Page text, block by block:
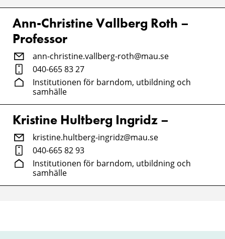
Ann-Christine Vallberg Roth –
Professor
ann-christine.vallberg-roth@mau.se
040-665 83 27
Institutionen för barndom, utbildning och
samhälle
Kristine Hultberg Ingridz –
kristine.hultberg-ingridz@mau.se
040-665 82 93
Institutionen för barndom, utbildning och
samhälle